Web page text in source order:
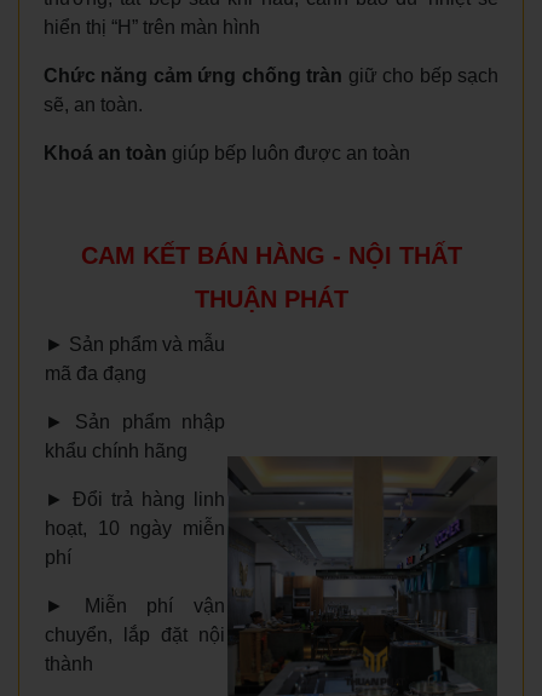
hiển thị “H” trên màn hình
Chức năng cảm ứng chống tràn giữ cho bếp sạch
sẽ, an toàn.
Khoá an toàn giúp bếp luôn được an toàn
CAM KẾT BÁN HÀNG - NỘI THẤT
THUẬN PHÁT
► Sản phẩm và mẫu
mã đa đạng
► Sản phẩm nhập
khẩu chính hãng
► Đổi trả hàng linh
hoạt, 10 ngày miễn
phí
►
Miễn phí vận
chuyển, lắp đặt nội
thành